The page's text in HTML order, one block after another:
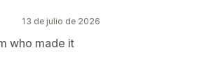
13 de julio de 2026
who made it